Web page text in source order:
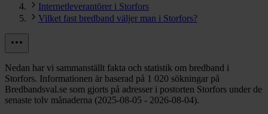
Internetleverantörer i Storfors
Vilket fast bredband väljer man i Storfors?
Nedan har vi sammanställt fakta och statistik om bredband i
Storfors. Informationen är baserad på 1 020 sökningar på
Bredbandsval.se som gjorts på adresser i postorten Storfors under de
senaste tolv månaderna (2025-08-05 - 2026-08-04).